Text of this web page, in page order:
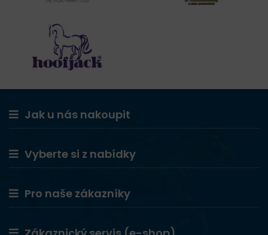
Jak u nás nakoupit
Vyberte si z nabídky
Pro naše zákazníky